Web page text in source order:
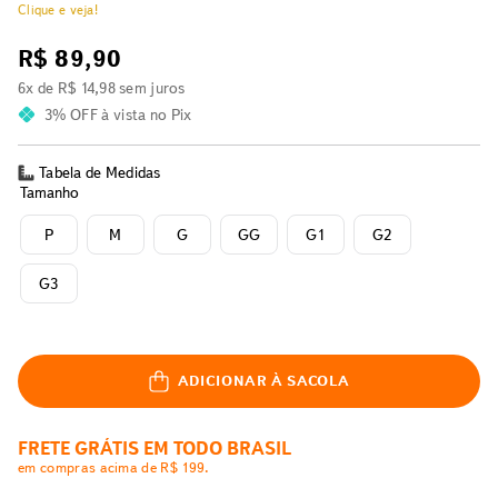
Clique e veja!
R$ 89,90
6x de R$ 14,98sem juros
3% OFFà vista no Pix
Tabela de Medidas
Tamanho
P G
M GG
G3
G2
G1
ADICIONAR À SACOLA
FRETE GRÁTIS EM TODO BRASIL
em compras acima de R$ 199.